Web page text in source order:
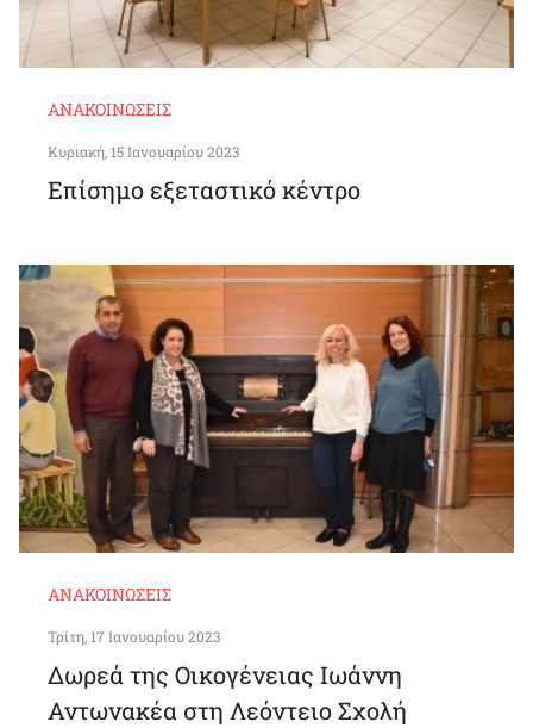
ΑΝΑΚΟΙΝΏΣΕΙΣ
Κυριακή, 15 Ιανουαρίου 2023
Επίσημο εξεταστικό κέντρο
ΑΝΑΚΟΙΝΏΣΕΙΣ
Τρίτη, 17 Ιανουαρίου 2023
Δωρεά της Οικογένειας Ιωάννη
Αντωνακέα στη Λεόντειο Σχολή